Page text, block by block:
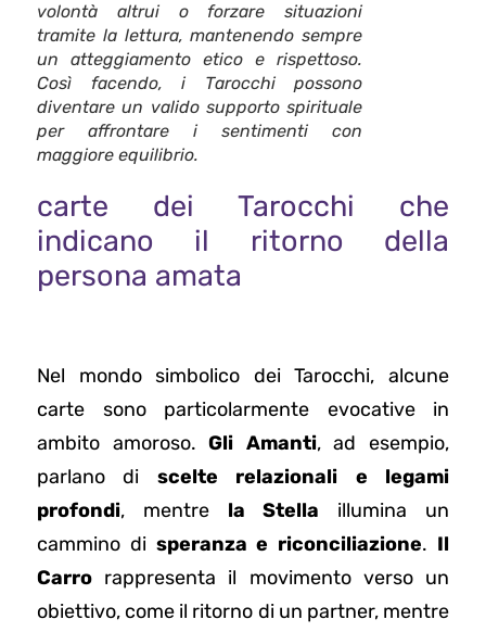
volontà altrui o forzare situazioni
tramite la lettura, mantenendo sempre
un atteggiamento etico e rispettoso.
Così facendo, i Tarocchi possono
diventare un valido supporto spirituale
per affrontare i sentimenti con
maggiore equilibrio.
carte dei Tarocchi che
indicano il ritorno della
persona amata
Nel mondo simbolico dei Tarocchi, alcune
carte sono particolarmente evocative in
ambito amoroso.Gli Amanti, ad esempio,
parlano di scelte relazionali e legami
profondi, mentre la Stella illumina un
cammino di speranza e riconciliazione. Il
Carro rappresenta il movimento verso un
obiettivo, come il ritorno di un partner, mentre